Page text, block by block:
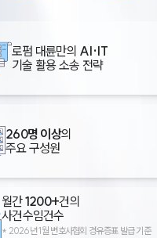
로펌 대륜만의 AI·IT
기술 활용 소송 전략
260명 이상의
주요 구성원
월간1200+건의
사건수임건수
* 2026년 1월 변호사협회 경유증표 발급 기준